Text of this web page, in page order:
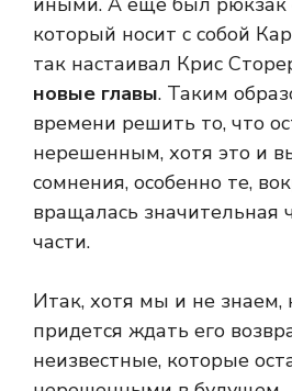
который носит с собой
так настаивал Крис
новые главы. Таким
времени решить то, что
нерешенным, хотя это и
сомнения, особенно те,
вращалась значительная
части.
Итак, хотя мы и не знаем,
придется ждать его
неизвестные, которые